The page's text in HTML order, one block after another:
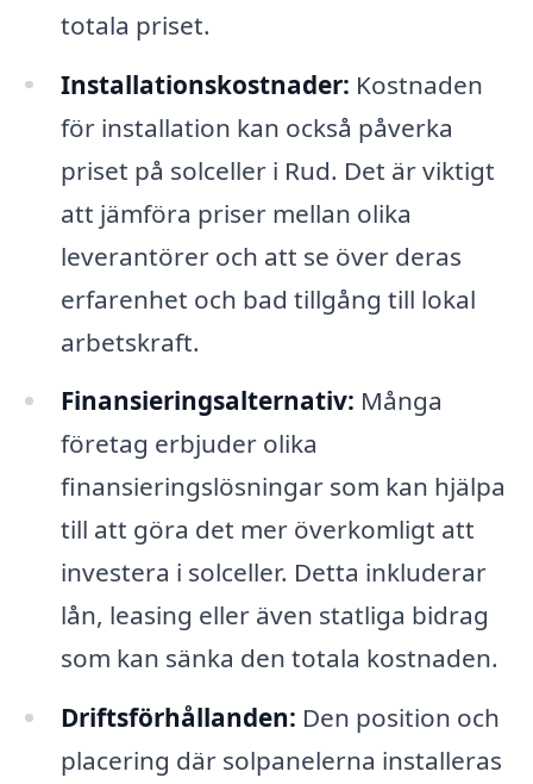
totala priset.
Installationskostnader: Kostnaden
för installation kan också påverka
priset på solceller i Rud. Det är viktigt
att jämföra priser mellan olika
leverantörer och att se över deras
erfarenhet och bad tillgång till lokal
arbetskraft.
Finansieringsalternativ: Många
företag erbjuder olika
finansieringslösningar som kan hjälpa
till att göra det mer överkomligt att
investera i solceller. Detta inkluderar
lån, leasing eller även statliga bidrag
som kan sänka den totala kostnaden.
Driftsförhållanden: Den position och
placering där solpanelerna installeras